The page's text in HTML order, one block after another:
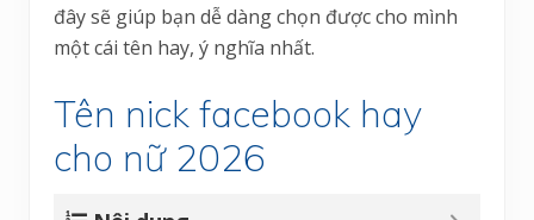
đây sẽ giúp bạn dễ dàng chọn được cho mình
một cái tên hay, ý nghĩa nhất.
Tên nick facebook hay
cho nữ 2026